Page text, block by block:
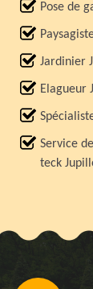
Pose de
Jardinier
Elagueur
Service
teck